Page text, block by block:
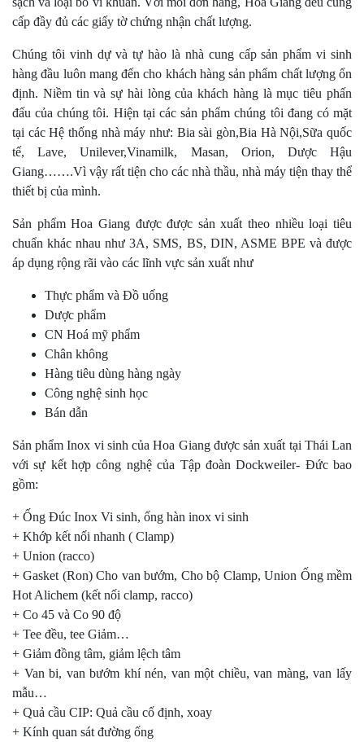
cấp đầy đủ các giấy tờ chứng nhận chất lượng.
Chúng tôi vinh dự và tự hào là nhà cung cấp sản phẩm vi sinh
hàng đầu luôn mang đến cho khách hàng sản phẩm chất lượng ổn
định. Niềm tin và sự hài lòng của khách hàng là mục tiêu phấn
đấu của chúng tôi. Hiện tại các sản phẩm chúng tôi đang có mặt
tại các Hệ thống nhà máy như: Bia sài gòn,Bia Hà Nội,Sữa quốc
tế, Lave, Unilever,Vinamilk, Masan, Orion, Dược Hậu
Giang…….Vì vậy rất tiện cho các nhà thầu, nhà máy tiện thay thể
thiết bị của mình.
Sản phẩm Hoa Giang được được sản xuất theo nhiều loại tiêu
chuẩn khác nhau như 3A, SMS, BS, DIN, ASME BPE và được
áp dụng rộng rãi vào các lĩnh vực sản xuất như
Thực phẩm và Đồ uống
Dược phẩm
CN Hoá mỹ phẩm
Chân không
Hàng tiêu dùng hàng ngày
Công nghệ sinh học
Bán dẫn
Sản phẩm Inox vi sinh của Hoa Giang được sản xuất tại Thái Lan
với sự kết hợp công nghệ của Tập đoàn Dockweiler- Đức bao
gồm:
+ Ống Đúc Inox Vi sinh, ống hàn inox vi sinh
+ Khớp kết nối nhanh ( Clamp)
+ Union (racco)
+ Gasket (Ron) Cho van bướm, Cho bộ Clamp, Union Ống mềm
Hot Alichem (kết nối clamp, racco)
+ Co 45 và Co 90 độ
+ Tee đều, tee Giảm…
+ Giảm đồng tâm, giảm lệch tâm
+ Van bi, van bướm khí nén, van một chiều, van màng, van lấy
mẫu…
+ Quả cầu CIP: Quả cầu cố định, xoay
+ Kính quan sát đường ống